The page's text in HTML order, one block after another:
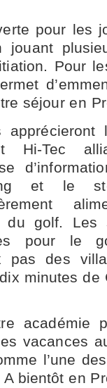
pour les
jouant
Pour
séjour en
Hi-Tec
et le
du golf. Les
pour le
pas des
minutes
académie
vacances
l’une
bientôt en